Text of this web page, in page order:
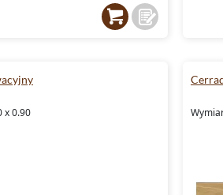
x 0.90